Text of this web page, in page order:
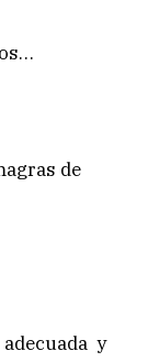
de
y